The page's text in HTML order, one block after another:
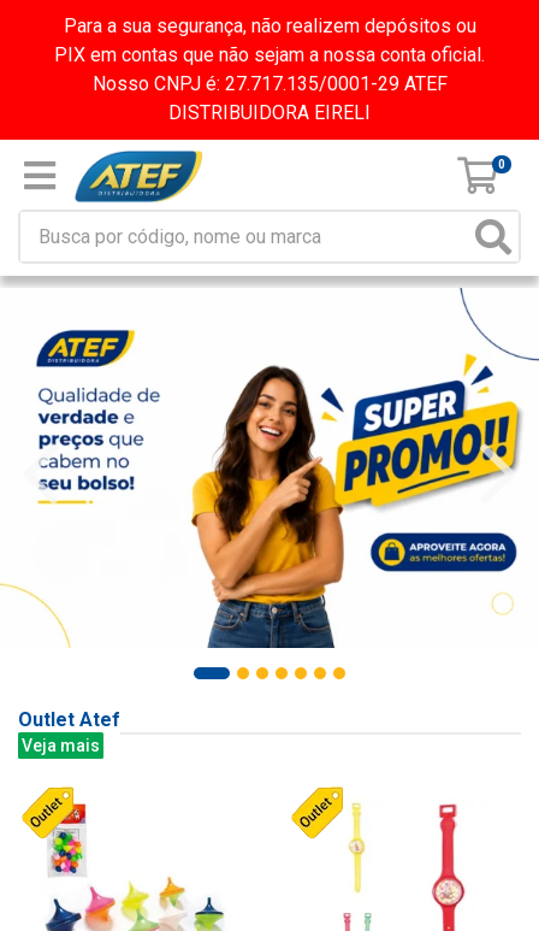
Para a sua segurança, não realizem depósitos ou
PIX em contas que não sejam a nossa conta oficial.
Nosso CNPJ é: 27.717.135/0001-29 ATEF
DISTRIBUIDORA EIRELI
0
Outlet Atef
Veja mais